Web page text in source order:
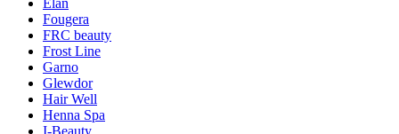
Elan
Fougera
FRC beauty
Frost Line
Garno
Glewdor
Hair Well
Henna Spa
I-Beauty